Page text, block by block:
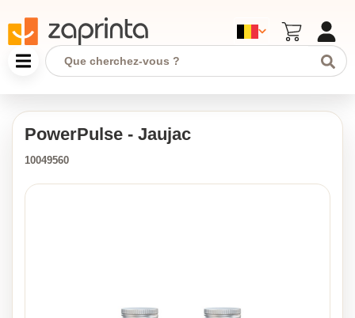
PowerPulse - Jaujac
10049560